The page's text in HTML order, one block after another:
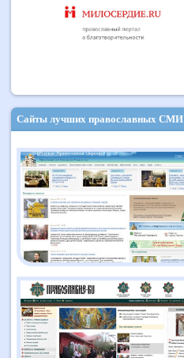
Сайты лучших православных СМИ